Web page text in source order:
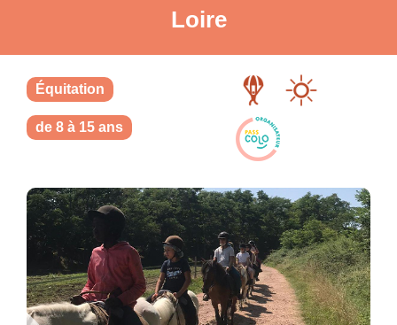
Loire
Équitation
de 8 à 15 ans